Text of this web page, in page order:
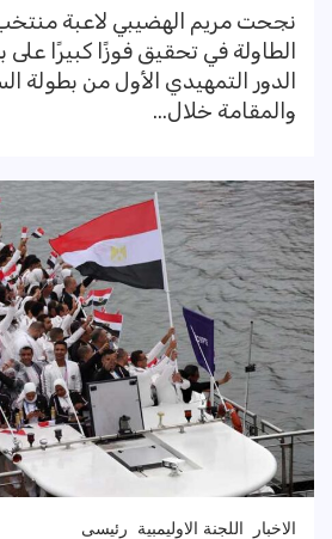
نجحت مريم الهضيبي لاعبة
الطاولة في تحقيق فوزًا كبيرًا على
الدور التمهيدي الأول من بطولة
والمقامة خلال...
الاخبار اللجنة الاوليمبية رئيسى